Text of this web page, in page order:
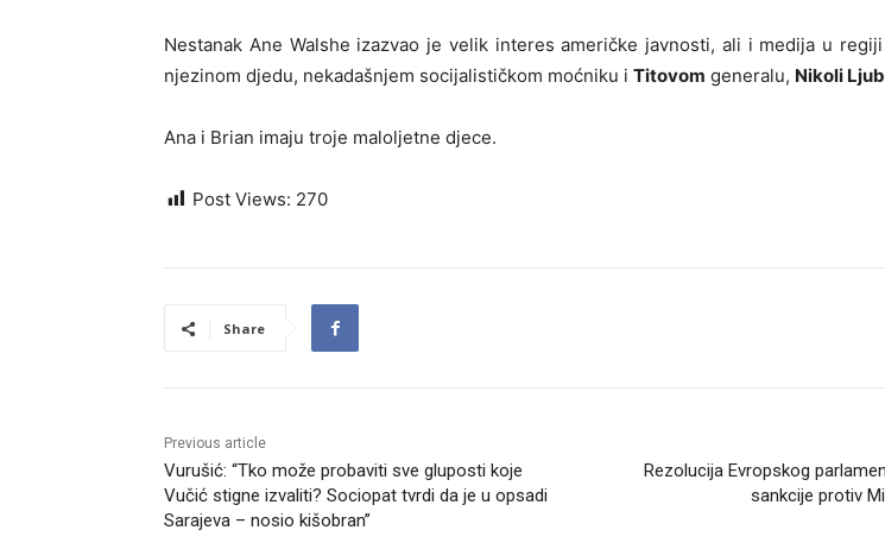
Nestanak Ane Walshe izazvao je velik interes američke javnosti, ali i medija u
njezinom djedu, nekadašnjem socijalističkom moćniku i Titovom generalu, Nikoli
Ana i Brian imaju troje maloljetne djece.
Post Views: 270
Share
Previous article
Vurušić: “Tko može probaviti sve gluposti koje
Vučić stigne izvaliti? Sociopat tvrdi da je u opsadi
Sarajeva – nosio kišobran”
Rezolucija Evropskog
sankcije protiv